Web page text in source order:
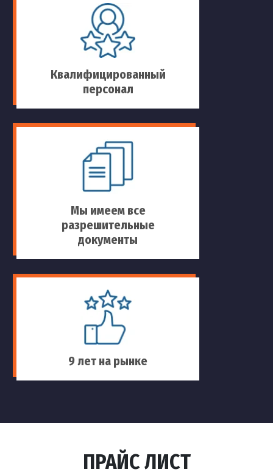
Квалифицированный
персонал
Мы имеем все
разрешительные
документы
9 лет на рынке
ПРАЙС ЛИСТ